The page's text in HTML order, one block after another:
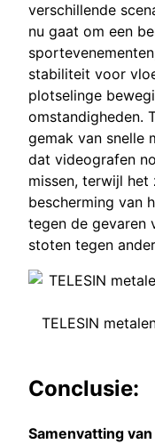
verschillende
nu gaat om een
stabiliteit voor
plotselinge
omstandigheden.
gemak van snelle
dat videografen
missen, terwijl
bescherming van
tegen de gevaren
stoten tegen
TELESIN
Conclusie:
Samenvatting